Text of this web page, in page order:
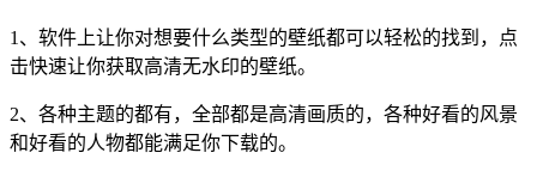
1、软件上让你对想要什么类型的壁纸都可以轻松的找到，点
击快速让你获取高清无水印的壁纸。
2、各种主题的都有，全部都是高清画质的，各种好看的风景
和好看的人物都能满足你下载的。